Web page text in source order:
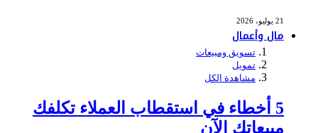
21 يوليو، 2026
مال وأعمال
تسويق ومبيعات
تمويل
مشاهدة الكل
5 أخطاء في استقطاب العملاء تكلفك
مبيعاتك الآن